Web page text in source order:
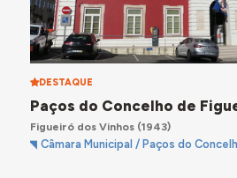
DESTAQUE
Paços do Concelho de
Figueiró dos Vinhos(1943)
Câmara Municipal / Paços do